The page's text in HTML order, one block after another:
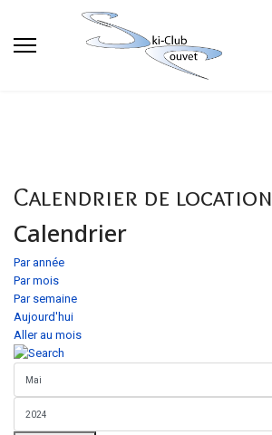
Calendrier de location
Calendrier
Par année
Par mois
Par semaine
Aujourd'hui
Aller au mois